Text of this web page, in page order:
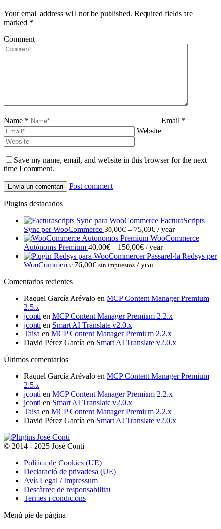
Your email address will not be published. Required fields are
marked *
Comment
Name *
Email *
Website
Save my name, email, and website in this browser for the next
time I comment.
Post comment
Plugins destacados
FacturaScripts
Sync per WooCommerce 30,00€ – 75,00€Interval
de
preus:
30,00€
/ year
WooCommerce
Autònoms Premium 40,00€ – 150,00€Interval
de
preus:
/ year
Passarel·la Redsys per
WooCommerce 76,00€ sin impuestos / year
Comentarios recientes
Raquel García Arévalo en MCP Content Manager Premium
2.5.x
jconti en MCP Content Manager Premium 2.2.x
jconti en Smart AI Translate v2.0.x
Taisa en MCP Content Manager Premium 2.2.x
David Pérez García en Smart AI Translate v2.0.x
Últimos comentarios
Raquel García Arévalo en MCP Content Manager Premium
2.5.x
jconti en MCP Content Manager Premium 2.2.x
jconti en Smart AI Translate v2.0.x
Taisa en MCP Content Manager Premium 2.2.x
David Pérez García en Smart AI Translate v2.0.x
© 2014 - 2025 José Conti
Política de Cookies (UE)
Declaració de privadesa (UE)
Avís Legal / Impressum
Descàrrec de responsabilitat
Termes i condicions
Menú pie de página